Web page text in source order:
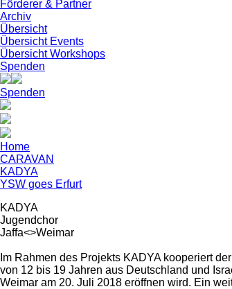
Förderer & Partner
Archiv
Übersicht
Übersicht Events
Übersicht Workshops
Spenden
Spenden
Home
CARAVAN
KADYA
YSW goes Erfurt
KADYA
Jugendchor
Jaffa<>Weimar
Im Rahmen des Projekts KADYA kooperiert
von 12 bis 19 Jahren aus Deutschland und
Weimar am 20. Juli 2018 eröffnen wird. Ein